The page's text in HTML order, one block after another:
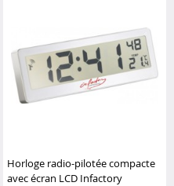
Horloge radio-pilotée compacte
avec écran LCD Infactory